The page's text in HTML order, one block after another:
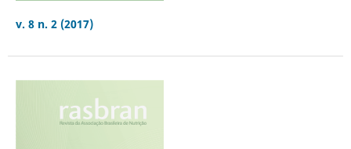
v. 8 n. 2 (2017)